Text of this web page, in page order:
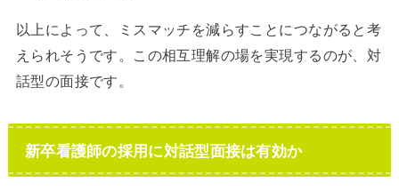
以上によって、ミスマッチを減らすことにつながると考
えられそうです。この相互理解の場を実現するのが、対
話型の面接です。
新卒看護師の採用に対話型面接は有効か